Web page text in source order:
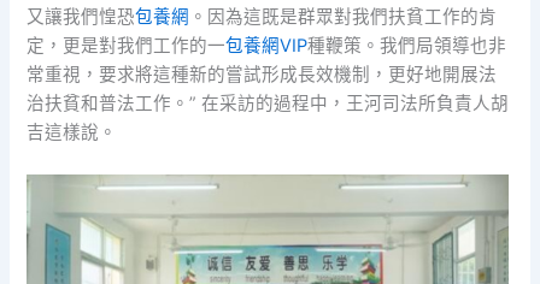
又讓我們惶恐包養網 。因為這既是群眾對我們扶貧工作的肯
定，更是對我們工作的一包養網VIP種鞭策。我們局領導也非
常重視，要求將這種新的嘗試形成長效機制，更好地開展法
治扶貧和普法工作。” 在采訪的過程中，王河司法所負責人胡
吉這樣說。